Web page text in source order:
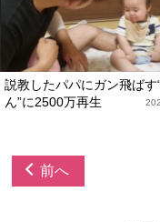
説教したパパにガン飛ばす
ん”に2500万再生
前へ